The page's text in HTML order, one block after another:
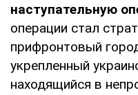
наступательную
операции стал
прифронтовый
укрепленный
находящийся в